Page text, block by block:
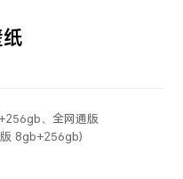
、全网通版
8gb+256gb)